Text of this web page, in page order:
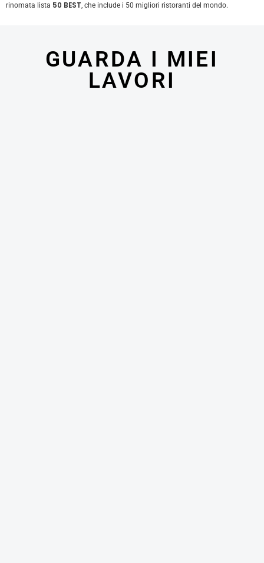
rinomata lista 50 BEST, che include i 50 migliori ristoranti del mondo.
GUARDA I MIEI
LAVORI